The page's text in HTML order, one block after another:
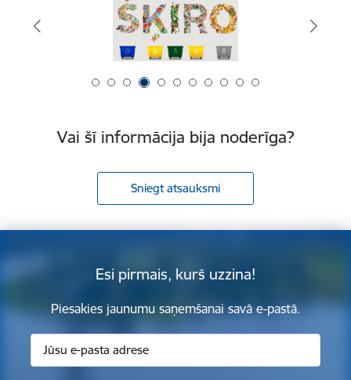
Vai šī informācija bija noderīga?
Sniegt atsauksmi
Esi pirmais, kurš uzzina!
Piesakies jaunumu saņemšanai savā e-pastā.